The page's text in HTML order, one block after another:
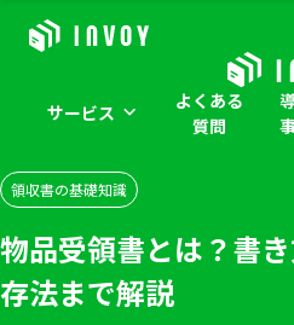
サービス
よくある
質問
領収書の基礎知識
物品受領書とは？書
存法まで解説